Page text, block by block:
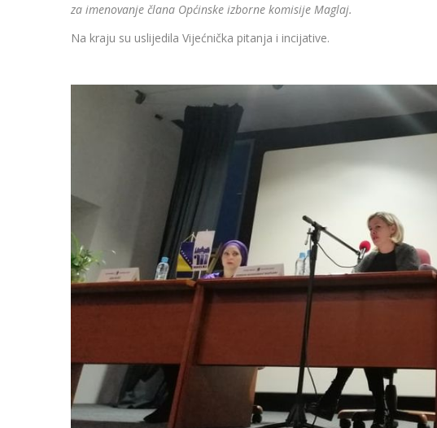
za imenovanje člana Općinske izborne komisije Maglaj.
Na kraju su uslijedila Vijećnička pitanja i incijative.